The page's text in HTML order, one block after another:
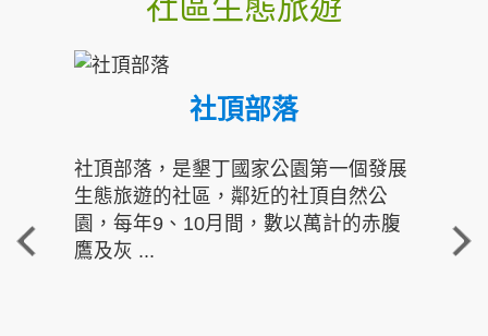
社頂部落
社頂部落，是墾丁國家公園第一個發展
生態旅遊的社區，鄰近的社頂自然公
園，每年9、10月間，數以萬計的赤腹
鷹及灰 ...
重
走進